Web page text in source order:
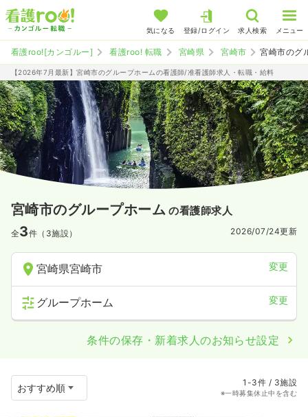
気になる 登録/ログイン 求人検索 メニュー
看護roo![カンゴルー] 看護roo! 転職 宮崎県 宮崎市 宮崎市のグ
【2026年7月最新】宮崎市のグループホームの看護師/准看護師求人・転職・給料
宮崎市のグループホーム の看護師求人
全3件（3施設） 2026/07/24更新
宮崎県宮崎市 変更
グループホーム 変更
条件の保存・新着求人のお知らせ設定
1-3件 / 3施設
※一時募集休止中を含む